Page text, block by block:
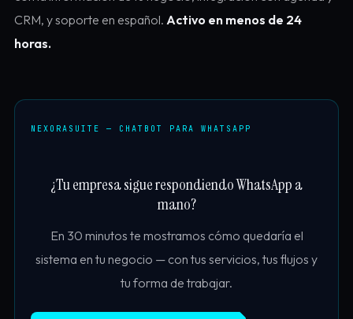
CRM, y soporte en español. Activo en menos de 24
horas.
NEXORASUITE — CHATBOT PARA WHATSAPP
¿Tu empresa sigue respondiendo WhatsApp a
mano?
En 30 minutos te mostramos cómo quedaría el
sistema en tu negocio — con tus servicios, tus flujos y
tu forma de trabajar.